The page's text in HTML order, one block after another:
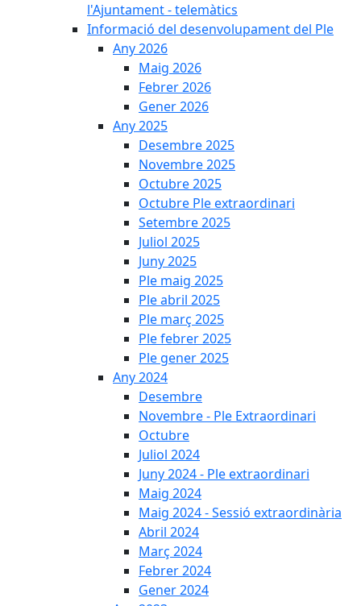
l'Ajuntament - telemàtics
Informació del desenvolupament del Ple
Any 2026
Maig 2026
Febrer 2026
Gener 2026
Any 2025
Desembre 2025
Novembre 2025
Octubre 2025
Octubre Ple extraordinari
Setembre 2025
Juliol 2025
Juny 2025
Ple maig 2025
Ple abril 2025
Ple març 2025
Ple febrer 2025
Ple gener 2025
Any 2024
Desembre
Novembre - Ple Extraordinari
Octubre
Juliol 2024
Juny 2024 - Ple extraordinari
Maig 2024
Maig 2024 - Sessió extraordinària
Abril 2024
Març 2024
Febrer 2024
Gener 2024